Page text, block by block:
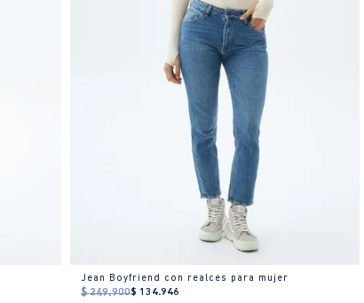
Jean Boyfriend con realces para mujer
$ 249.900$ 134.946